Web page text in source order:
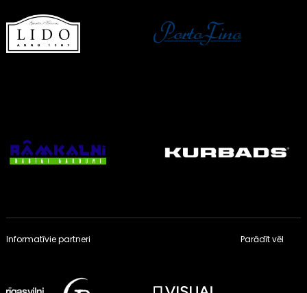
Informatīvie partneri Parādīt vēl